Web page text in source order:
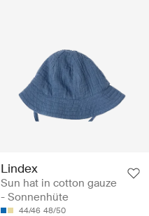
Lindex
Sun hat in cotton gauze
- Sonnenhüte
44/46 48/50